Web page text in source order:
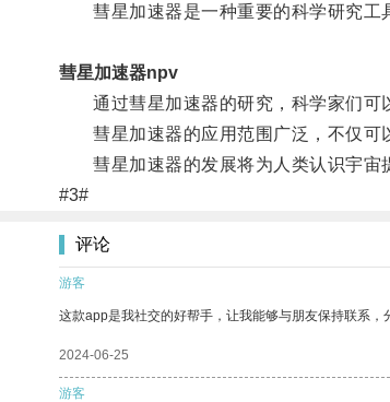
彗星加速器是一种重要的科学研究工具
彗星加速器npv
通过彗星加速器的研究，科学家们可
彗星加速器的应用范围广泛，不仅可
彗星加速器的发展将为人类认识宇宙
#3#
评论
游客
这款app是我社交的好帮手，让我能够与朋友保持联系，
2024-06-25
游客